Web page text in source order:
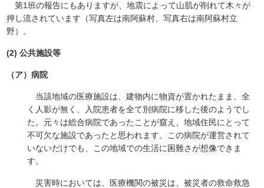
第1班の報告にもありますが、地震によって山肌が削れて木々が
押し流されています（写真左は南阿蘇村、写真右は南阿蘇村立
野）。
(2) 公共施設等
（ア）病院
当該地域の医療施設は、建物内に物資が置かれたまま、全
く人影が無く、入院患者を全て別病院に移した後のようでし
た。元々は総合病院であったことが窺え、地域住民にとって
不可欠な施設であったと思われます。この病院が運営されて
いないだけでも、この地域での生活に困難さが想像できま
す。
災害時においては、医療機関の被災は、被災者の救命救急